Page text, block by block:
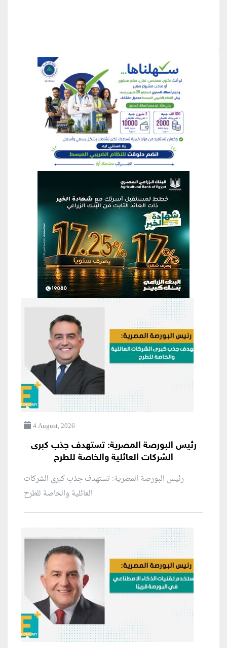
منطقة إعلانية
منطقة إعلانية
4 August, 2026
رئيس البورصة المصرية: تستهدف جذب كبرى
الشركات العائلية والخاصة للطرح
رئيس البورصة المصرية: تستهدف جذب كبرى الشركات
العائلية والخاصة للطرح